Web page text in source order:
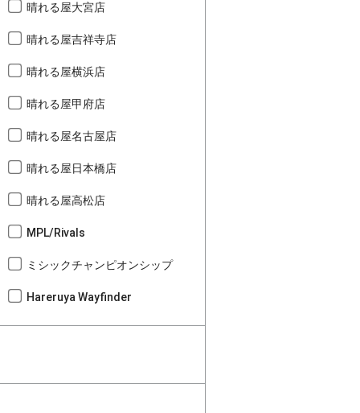
晴れる屋大宮店
晴れる屋吉祥寺店
晴れる屋横浜店
晴れる屋甲府店
晴れる屋名古屋店
晴れる屋日本橋店
晴れる屋高松店
MPL/Rivals
ミシックチャンピオンシップ
Hareruya Wayfinder